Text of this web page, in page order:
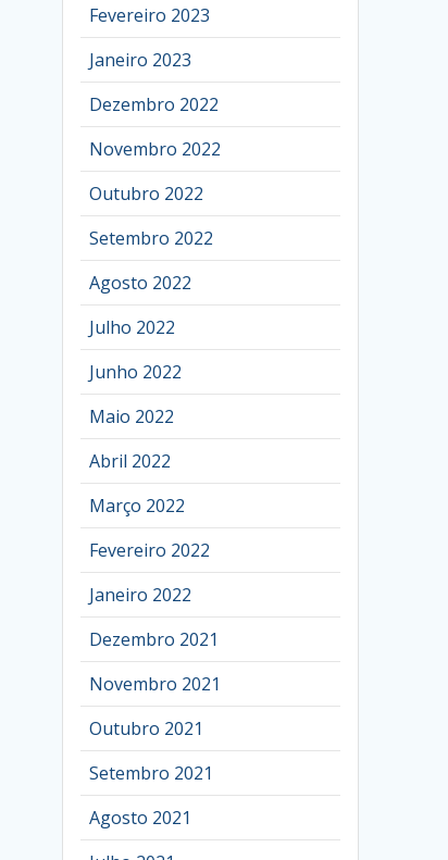
Fevereiro 2023
Janeiro 2023
Dezembro 2022
Novembro 2022
Outubro 2022
Setembro 2022
Agosto 2022
Julho 2022
Junho 2022
Maio 2022
Abril 2022
Março 2022
Fevereiro 2022
Janeiro 2022
Dezembro 2021
Novembro 2021
Outubro 2021
Setembro 2021
Agosto 2021